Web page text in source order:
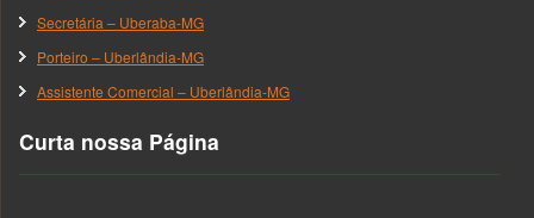
Secretária – Uberaba-MG
Porteiro – Uberlândia-MG
Assistente Comercial – Uberlândia-MG
Curta nossa Página